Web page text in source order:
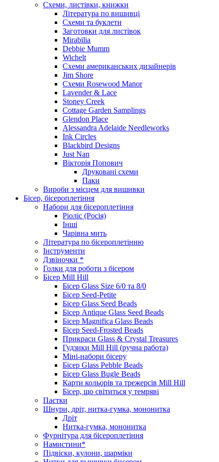
Схеми, листівки, книжки
Література по вишивці
Схеми та буклети
Заготовки для листівок
Mirabilia
Debbie Mumm
Wichelt
Схеми американських дизайнерів
Jim Shore
Cхеми Rosewood Manor
Lavender & Lace
Stoney Creek
Cottage Garden Samplings
Glendon Place
Alessandra Adelaide Needleworks
Ink Circles
Blackbird Designs
Just Nan
Вікторія Попович
Друковані схеми
Паки
Вироби з місцем для вишивки
Бісер, бісероплетіння
Набори для бісероплетіння
Ріоліс (Росія)
Інші
Чарівна мить
Література по бісероплетінню
Інструменти
Дзвіночки *
Голки для роботи з бісером
Бісер Mill Hill
Бісер Glass Size 6/0 та 8/0
Бісер Seed-Petite
Бісер Glass Seed Beads
Бісер Antique Glass Seed Beads
Бісер Magnifica Glass Beads
Бісер Seed-Frosted Beads
Прикраси Glass & Crystal Treasures
Гудзики Mill Hill (ручна работа)
Міні-набори бісеру
Бісер Glass Pebble Beads
Бісер Glass Bugle Beads
Карти кольорів та трежерсів Mill Hill
Бісер, що світиться у темряві
Паєтки
Шнури, дріт, нитка-гумка, мононитка
Дріт
Нитка-гумка, мононитка
Фурнітура для бісероплетіння
Намистини*
Підвіски, кулони, шарміки